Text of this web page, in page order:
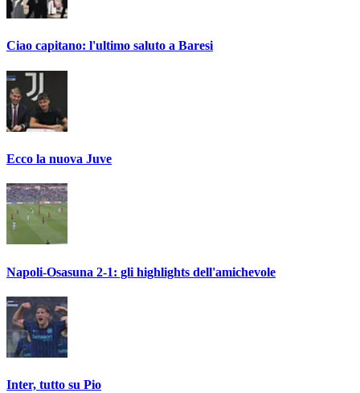
Ciao capitano: l'ultimo saluto a Baresi
Ecco la nuova Juve
Napoli-Osasuna 2-1: gli highlights dell'amichevole
Inter, tutto su Pio